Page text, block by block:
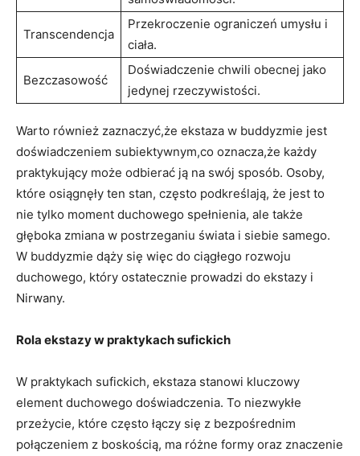
Transcendencja
Przekroczenie ograniczeń umysłu i
ciała.
Bezczasowość
Doświadczenie ⁤chwili obecnej jako
jedynej rzeczywistości.
Warto również ⁣zaznaczyć,że⁢ ekstaza w buddyzmie‍ jest
doświadczeniem subiektywnym,co oznacza,że każdy
praktykujący może odbierać ją na swój sposób. ⁤Osoby,
które osiągnęły ten stan, często podkreślają, że jest to⁤
nie tylko ‌moment duchowego spełnienia,⁣ ale ⁢także
głęboka zmiana⁤ w postrzeganiu świata i‌ siebie⁢ samego.
W buddyzmie dąży się więc do ciągłego rozwoju
duchowego, który ostatecznie ‍prowadzi⁢ do ekstazy i
Nirwany.
Rola ekstazy w praktykach sufickich
W praktykach sufickich, ⁣ekstaza stanowi kluczowy
element duchowego doświadczenia. To niezwykłe
przeżycie, ⁤które często ‍łączy się z ‍bezpośrednim
połączeniem z boskością, ma różne‌ formy oraz znaczenie